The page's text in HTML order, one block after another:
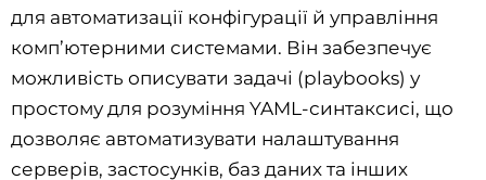
для автоматизації конфігурації й управління
комп’ютерними системами. Він забезпечує
можливість описувати задачі (playbooks) у
простому для розуміння YAML-синтаксисі, що
дозволяє автоматизувати налаштування
серверів, застосунків, баз даних та інших